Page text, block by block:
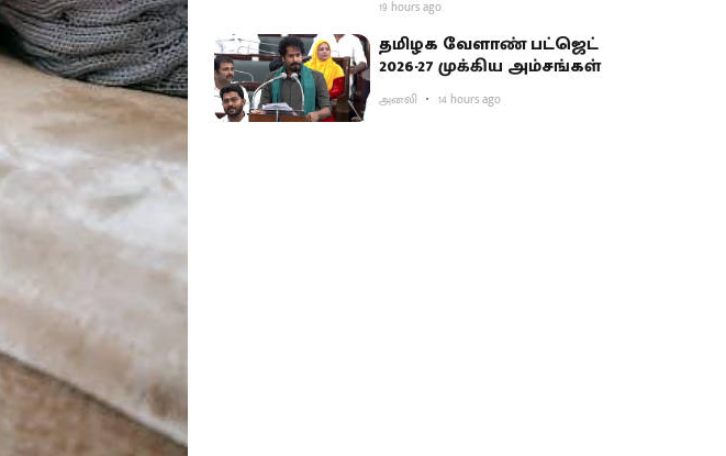
19 hours ago
தமிழக வேளாண் பட்ஜெட்
2026-27 முக்கிய அம்சங்கள்
அனலி 14 hours ago